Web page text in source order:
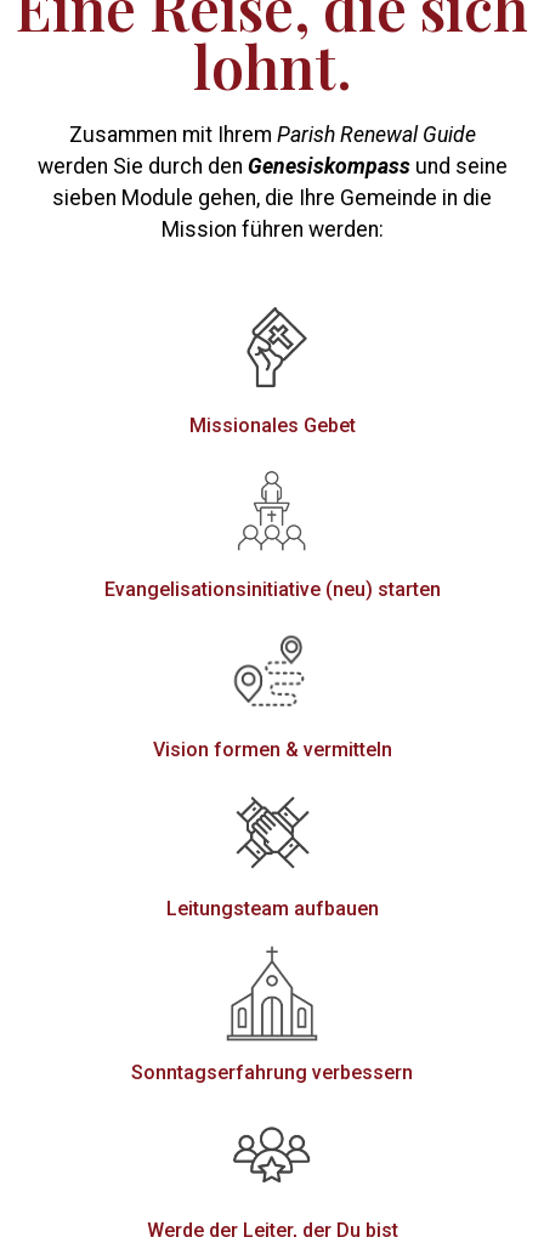
lohnt.
Zusammen mit Ihrem Parish Renewal Guide
werden Sie durch den Genesiskompass und seine
sieben Module gehen, die Ihre Gemeinde in die
Mission führen werden:
Missionales Gebet
Evangelisationsinitiative (neu) starten
Vision formen & vermitteln
Leitungsteam aufbauen
Sonntagserfahrung verbessern
Werde der Leiter, der Du bist